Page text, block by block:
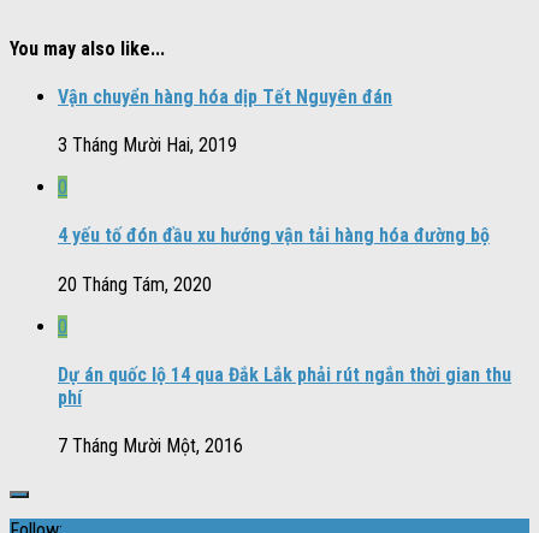
You may also like...
Vận chuyển hàng hóa dịp Tết Nguyên đán
3 Tháng Mười Hai, 2019
0
4 yếu tố đón đầu xu hướng vận tải hàng hóa đường bộ
20 Tháng Tám, 2020
0
Dự án quốc lộ 14 qua Đắk Lắk phải rút ngắn thời gian thu
phí
7 Tháng Mười Một, 2016